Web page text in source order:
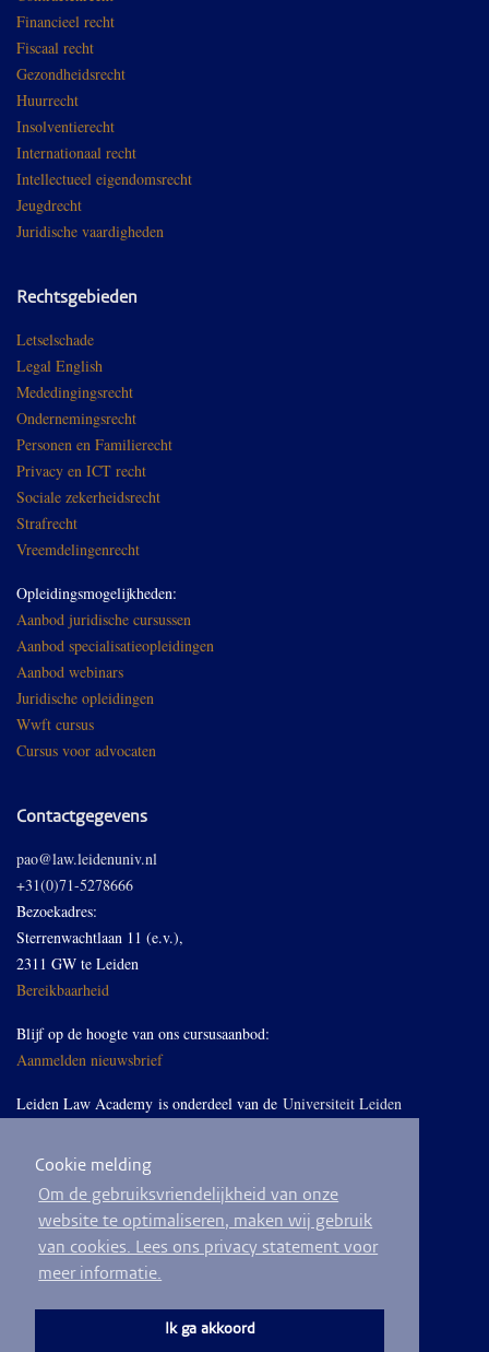
Cookie melding
Om de gebruiksvriendelijkheid van onze
website te optimaliseren, maken wij gebruik
van cookies. Lees ons privacy statement voor
meer informatie.
Ik ga akkoord
Financieel recht
Fiscaal recht
Gezondheidsrecht
Huurrecht
Insolventierecht
Internationaal recht
Intellectueel eigendomsrecht
Jeugdrecht
Juridische vaardigheden
Rechtsgebieden
Letselschade
Legal English
Mededingingsrecht
Ondernemingsrecht
Personen en Familierecht
Privacy en ICT recht
Sociale zekerheidsrecht
Strafrecht
Vreemdelingenrecht
Opleidingsmogelijkheden:
Aanbod juridische cursussen
Aanbod specialisatieopleidingen
Aanbod webinars
Juridische opleidingen
Wwft cursus
Cursus voor advocaten
Contactgegevens
pao@law.leidenuniv.nl
+31(0)71-5278666
Bezoekadres:
Sterrenwachtlaan 11 (e.v.),
2311 GW te Leiden
Bereikbaarheid
Blijf op de hoogte van ons cursusaanbod:
Aanmelden nieuwsbrief
Leiden Law Academy is onderdeel van de Universiteit Leiden
Volg ons op LinkedIn
© 2026
Privacyverklaring
Algemene voorwaarden
Sitemap